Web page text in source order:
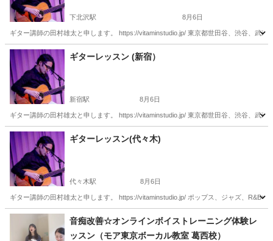
下北沢駅 8月6日
ギター講師の田村雄太と申します。 https://vitaminstudio.jp/ 東京都世田谷、渋谷、武
東京 世田谷区 ギター
ギターレッスン (新宿）
新宿駅 8月6日
ギター講師の田村雄太と申します。 https://vitaminstudio.jp/ 東京都世田谷、渋谷、武
東京 新宿区 新宿駅 作編曲
ギターレッスン(代々木)
代々木駅 8月6日
ギター講師の田村雄太と申します。 https://vitaminstudio.jp/ ポップス、ジャズ、R&B
東京 渋谷区 代々木駅 音楽 スタジオ
音痴改善☆オンラインボイストレーニング体験レ
ッスン（モア東京ボーカル教室 葛西校）